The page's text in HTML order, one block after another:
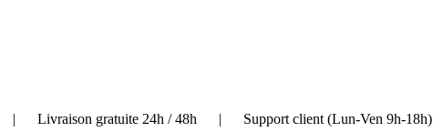
| Livraison gratuite 24h / 48h | Support client (Lun-Ven 9h-18h)